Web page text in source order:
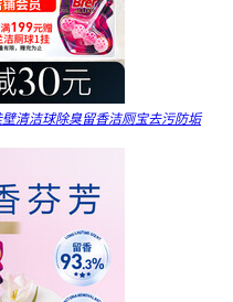
清洁球除臭留香洁厕宝去污防垢